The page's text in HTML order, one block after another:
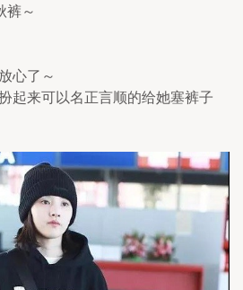
裤～
心了～
起来可以名正言顺的给她塞裤子